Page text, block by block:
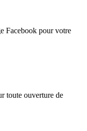
Facebook pour votre
toute ouverture de